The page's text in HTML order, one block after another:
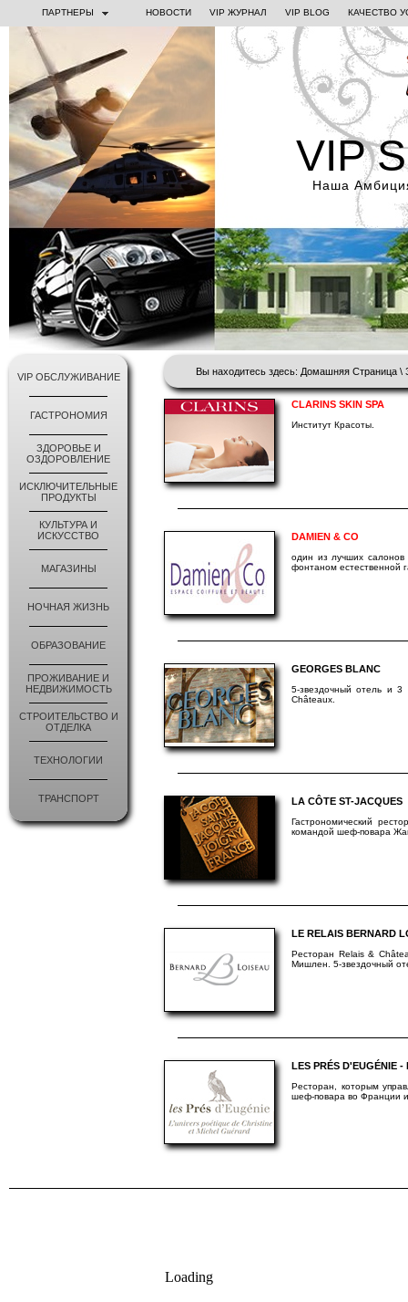
ПАРТНЕРЫ НОВОСТИ VIP ЖУРНАЛ VIP BLOG КАЧЕСТВО
VIP
Наша
VIP ОБСЛУЖИВАНИЕ
ГАСТРОНОМИЯ
ЗДОРОВЬЕ И
ОЗДОРОВЛЕНИЕ
ИСКЛЮЧИТЕЛЬНЫЕ
ПРОДУКТЫ
КУЛЬТУРА И
ИСКУССТВО
МАГАЗИНЫ
НОЧНАЯ ЖИЗНЬ
ОБРАЗОВАНИЕ
ПРОЖИВАНИЕ И
НЕДВИЖИМОСТЬ
СТРОИТЕЛЬСТВО И
ОТДЕЛКА
ТЕХНОЛОГИИ
ТРАНСПОРТ
Вы находитесь здесь: Домашняя Страница \
CLARINS SKIN SPA
Институт Красоты.
DAMIEN & CO
один из лучших салонов
фонтаном естественной
GEORGES BLANC
5-звездочный отель и
Châteaux.
LA CÔTE ST-JACQUES
Гастрономический
командой шеф-повара
LE RELAIS BERNARD
Ресторан Relais &
Мишлен. 5-звездочный
LES PRÉS D'EUGÉNIE -
Ресторан, которым
шеф-повара во Франции и
Loading